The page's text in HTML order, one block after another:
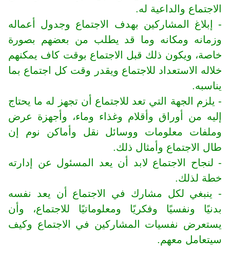
الاجتماع والداعية له.
- إبلاغ المشاركين بهدف الاجتماع وجدول أعماله
وزمانه ومكانه وما قد يطلب من بعضهم بصورة
خاصة، ويكون ذلك قبل الاجتماع بوقت كاف يمكنهم
خلاله الاستعداد للاجتماع ويقدر وقت كل اجتماع بما
يناسبه.
- يلزم الجهة التي تعد للاجتماع أن تجهز له ما يحتاج
إليه من أوراق وأقلام وغذاء وماء، وأجهزة عرض
وملفات معلومات ووسائل نقل وأماكن نوم إن
طال الاجتماع وأمثال ذلك.
- لنجاح الاجتماع لابد أن يعد المسئول عن إدارته
خطة لذلك.
- ينبغي لكل مشارك في الاجتماع أن يعد نفسه
بدنيًا ونفسيًا وفكريًا ومعلوماتيًا للاجتماع، وأن
يستعرض نفسيات المشاركين في الاجتماع وكيف
سيتعامل معهم.